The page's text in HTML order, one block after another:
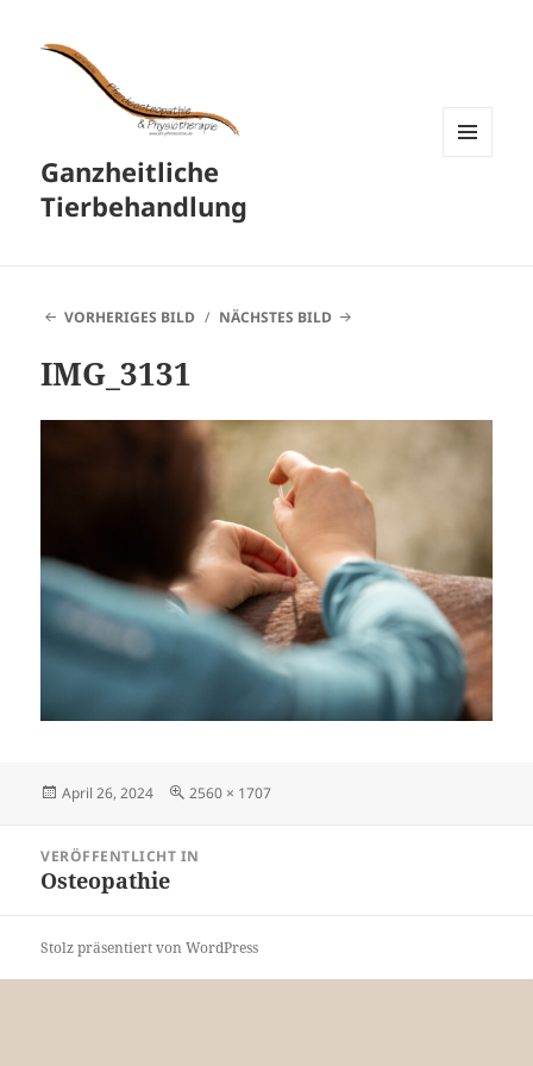
Ganzheitliche
Tierbehandlung
VORHERIGES BILD NÄCHSTES BILD
IMG_3131
Veröffentlicht
April 26, 2024 Originalgröße
2560 × 1707
VERÖFFENTLICHT IN
Osteopathie
Stolz präsentiert von WordPress